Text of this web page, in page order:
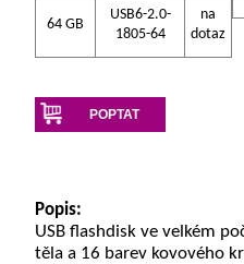
64 GB
USB6-2.0-
1805-64
na
dotaz
POPTAT
Popis:
USB flashdisk ve velkém
těla a 16 barev kovového